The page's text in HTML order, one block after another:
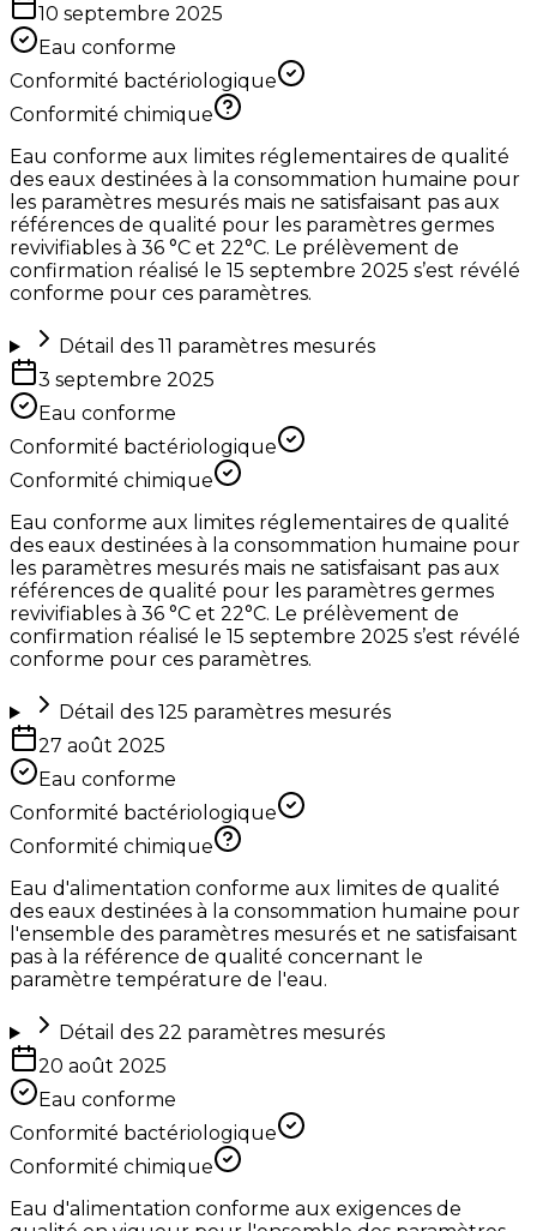
10 septembre 2025
Eau conforme
Conformité bactériologique
Conformité chimique
Eau conforme aux limites réglementaires de qualité
des eaux destinées à la consommation humaine pour
les paramètres mesurés mais ne satisfaisant pas aux
références de qualité pour les paramètres germes
revivifiables à 36 °C et 22°C. Le prélèvement de
confirmation réalisé le 15 septembre 2025 s’est révélé
conforme pour ces paramètres.
Détail des 11 paramètres mesurés
3 septembre 2025
Eau conforme
Conformité bactériologique
Conformité chimique
Eau conforme aux limites réglementaires de qualité
des eaux destinées à la consommation humaine pour
les paramètres mesurés mais ne satisfaisant pas aux
références de qualité pour les paramètres germes
revivifiables à 36 °C et 22°C. Le prélèvement de
confirmation réalisé le 15 septembre 2025 s’est révélé
conforme pour ces paramètres.
Détail des 125 paramètres mesurés
27 août 2025
Eau conforme
Conformité bactériologique
Conformité chimique
Eau d'alimentation conforme aux limites de qualité
des eaux destinées à la consommation humaine pour
l'ensemble des paramètres mesurés et ne satisfaisant
pas à la référence de qualité concernant le
paramètre température de l'eau.
Détail des 22 paramètres mesurés
20 août 2025
Eau conforme
Conformité bactériologique
Conformité chimique
Eau d'alimentation conforme aux exigences de